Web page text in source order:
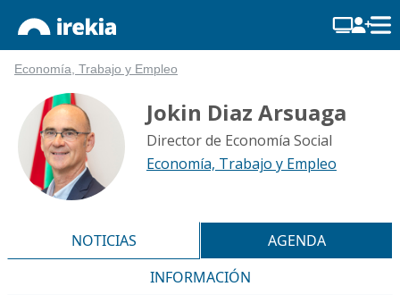
Economía, Trabajo y Empleo
Jokin Diaz Arsuaga
Director de Economía Social
Economía, Trabajo y Empleo
NOTICIAS
AGENDA
INFORMACIÓN